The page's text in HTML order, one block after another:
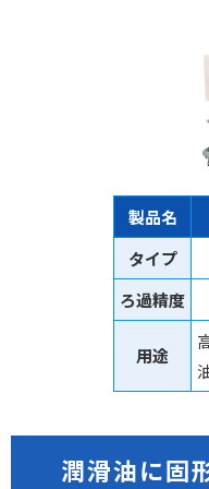
製品名
タイプ
ろ過精度
用途
潤滑油に固